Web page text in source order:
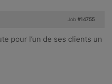
Job #14755
pour l’un de ses clients un